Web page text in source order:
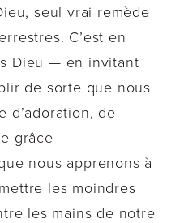
seul vrai remède
C’est en
Dieu — en invitant
de sorte que nous
d’adoration, de
grâce
nous apprenons à
les moindres
les mains de notre